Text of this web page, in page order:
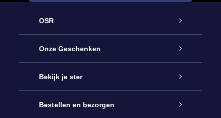
OSR
Service
Contact
Blog
Onze Geschenken
Online Star Gift
OSR Cadeaupakket
Bekijk je ster
Sterrenregister
Bestellen en bezorgen